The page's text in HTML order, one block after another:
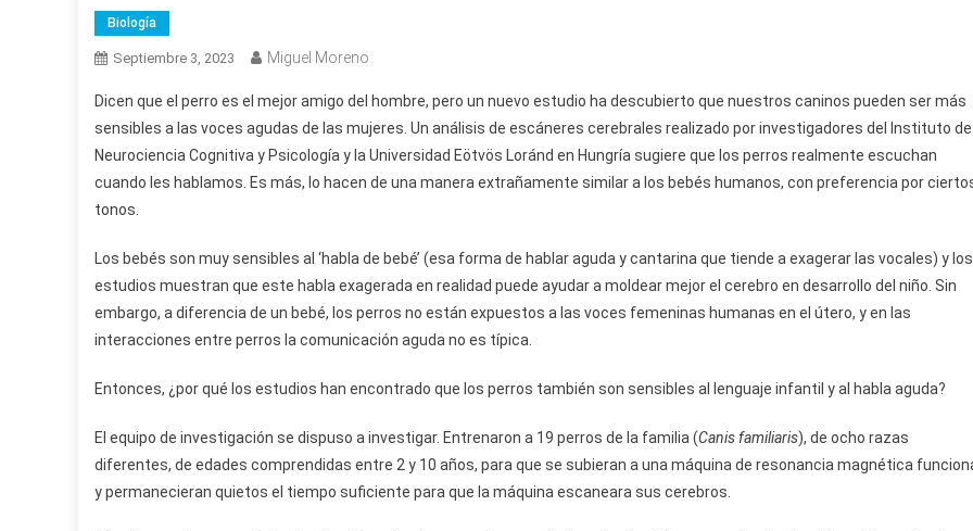
Biología
Septiembre 3, 2023 Miguel Moreno
Dicen que el perro es el mejor amigo del hombre, pero un nuevo estudio ha descubierto que nuestros caninos pueden ser más
sensibles a las voces agudas de las mujeres. Un análisis de escáneres cerebrales realizado por investigadores del Instituto de
Neurociencia Cognitiva y Psicología y la Universidad Eötvös Loránd en Hungría sugiere que los perros realmente escuchan
cuando les hablamos. Es más, lo hacen de una manera extrañamente similar a los bebés humanos, con preferencia por
tonos.
Los bebés son muy sensibles al ‘habla de bebé’ (esa forma de hablar aguda y cantarina que tiende a exagerar las vocales) y los
estudios muestran que este habla exagerada en realidad puede ayudar a moldear mejor el cerebro en desarrollo del niño. Sin
embargo, a diferencia de un bebé, los perros no están expuestos a las voces femeninas humanas en el útero, y en las
interacciones entre perros la comunicación aguda no es típica.
Entonces, ¿por qué los estudios han encontrado que los perros también son sensibles al lenguaje infantil y al habla aguda?
El equipo de investigación se dispuso a investigar. Entrenaron a 19 perros de la familia (Canis familiaris), de ocho razas
diferentes, de edades comprendidas entre 2 y 10 años, para que se subieran a una máquina de resonancia magnética
y permanecieran quietos el tiempo suficiente para que la máquina escaneara sus cerebros.